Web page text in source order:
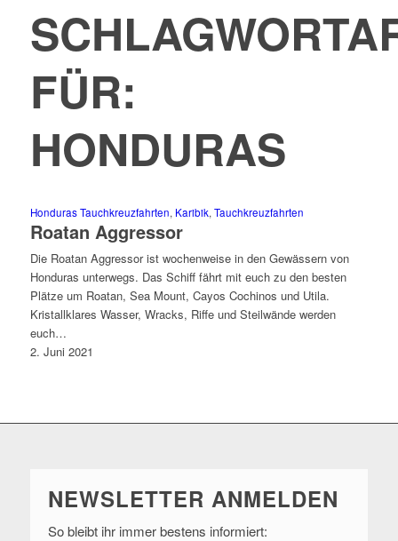
FÜR:
HONDURAS
Honduras Tauchkreuzfahrten, Karibik, Tauchkreuzfahrten
Roatan Aggressor
Die Roatan Aggressor ist wochenweise in den Gewässern von
Honduras unterwegs. Das Schiff fährt mit euch zu den besten
Plätze um Roatan, Sea Mount, Cayos Cochinos und Utila.
Kristallklares Wasser, Wracks, Riffe und Steilwände werden
euch…
2. Juni 2021
NEWSLETTER ANMELDEN
So bleibt ihr immer bestens informiert: